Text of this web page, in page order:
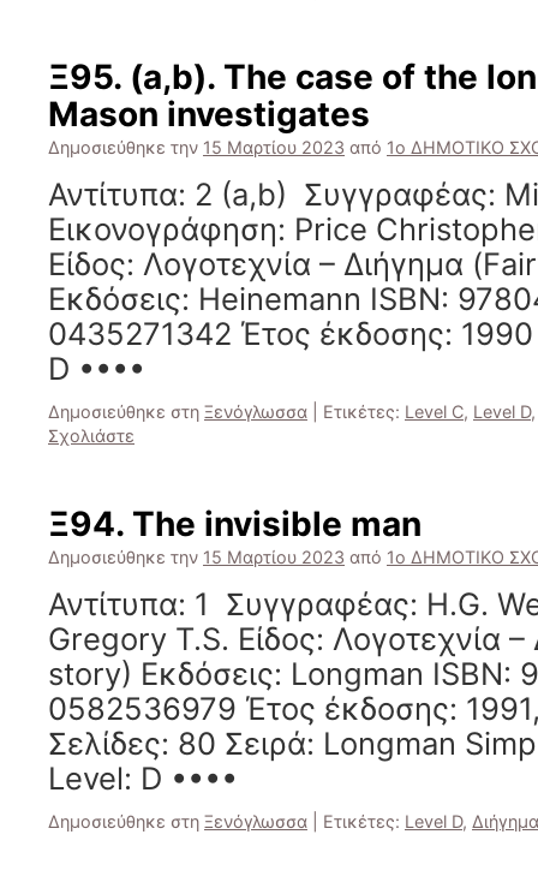
Ξ95. (a,b). The case of the
Mason investigates
Δημοσιεύθηκε την 15 Μαρτίου 2023 από 1ο ΔΗΜΟΤΙΚΟ
Αντίτυπα: 2 (a,b) Συγγραφέας:
Εικονογράφηση: Price
Είδος: Λογοτεχνία – Διήγημα
Εκδόσεις: Heinemann ISBN:
0435271342 Έτος έκδοσης: 1990
D ••••
Δημοσιεύθηκε στη Ξενόγλωσσα Ετικέτες: Level C, Level D
Σχολιάστε
Ξ94. The invisible man
Δημοσιεύθηκε την 15 Μαρτίου 2023 από 1ο ΔΗΜΟΤΙΚΟ
Αντίτυπα: 1 Συγγραφέας: H.G.
Gregory T.S. Είδος: Λογοτεχνία
story) Εκδόσεις: Longman ISBN:
0582536979 Έτος έκδοσης:
Σελίδες: 80 Σειρά: Longman
Level: D ••••
Δημοσιεύθηκε στη Ξενόγλωσσα Ετικέτες: Level D, Διήγημα